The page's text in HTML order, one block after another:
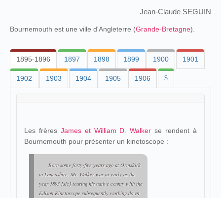
Jean-Claude SEGUIN
Bournemouth est une ville d'Angleterre (Grande-Bretagne).
1895-1896 1897 1898 1899 1900 1901
1902 1903 1904 1905 1906 $
Les frères James et William D. Walker se rendent à
Bournemouth pour présenter un kinetoscope :
Born some forty-five years ago at Ormskirk
in Lancashire, Mr. Walker was as early as the
year 1893 [sic] touring his native county with the
Edison Kinetoscope subsequently working down